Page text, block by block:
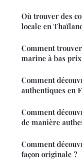
Où trouver des
locale en
Comment
marine à bas
Comment
authentiques en
Comment
de manière
Comment
façon originale ?